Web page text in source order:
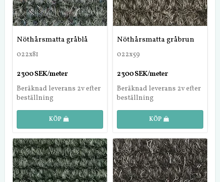
Nöthårsmatta gråblå
022x81
2 300 SEK/meter
Beräknad leverans 2v efter
beställning
KÖP
Nöthårsmatta gråbrun
022x59
2 300 SEK/meter
Beräknad leverans 2v efter
beställning
KÖP